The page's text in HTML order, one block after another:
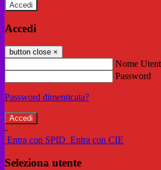
Accedi
Accedi
button close ×
Nome
Password
Password dimenticata?
-
Entra con SPID Entra con CIE
Seleziona utente